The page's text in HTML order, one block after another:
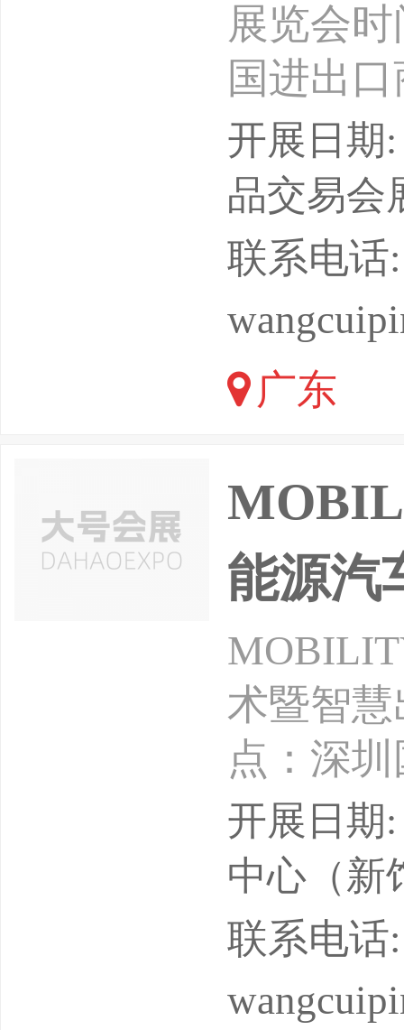
展览会时
国进出
州汽车
汽车质
方案的
系统测
VH噪声
等，参
开展日期
品交易会
联系电话
广东
能源汽
术暨智慧
点：深
汽车生态
米，
大的新
展贸平
开展日期
中心（新
联系电话